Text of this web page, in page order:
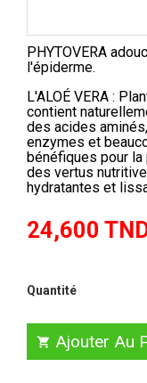
PHYTOVERA
l'épiderme.
L'ALOÉ VERA :
contient
des acides
enzymes et
bénéfiques pour la
des vertus
hydratantes et
24,600
Quantité
 Ajouter Au